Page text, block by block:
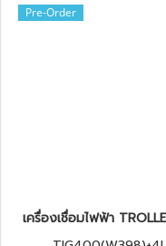
Pre-Order
เครื่องเชื่อมไฟฟ้า